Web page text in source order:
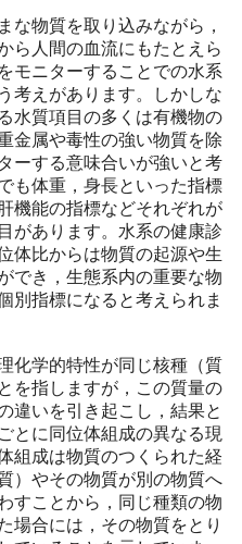
物質を取り込みながら，
ら人間の血流にもたとえら
モニターすることでの水系
考えがあります。しかしな
水質項目の多くは有機物の
金属や毒性の強い物質を除
ーする意味合いが強いと考
も体重，身長といった指標
機能の指標などそれぞれが
があります。水系の健康診
体比からは物質の起源や生
でき，生態系内の重要な物
別指標になると考えられま
化学的特性が同じ核種（質
を指しますが，この質量の
違いを引き起こし，結果と
とに同位体組成の異なる現
組成は物質のつくられた経
）やその物質が別の物質へ
すことから，同じ種類の物
場合には，その物質をとり